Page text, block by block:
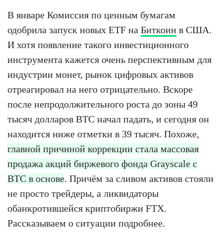
В январе Комиссия по ценным бумагам
одобрила запуск новых ETF на Биткоин в США.
И хотя появление такого инвестиционного
инструмента кажется очень перспективным для
индустрии монет, рынок цифровых активов
отреагировал на него отрицательно. Вскоре
после непродолжительного роста до зоны 49
тысяч долларов BTC начал падать, и сегодня он
находится ниже отметки в 39 тысяч. Похоже,
главной причиной коррекции стала массовая
продажа акций биржевого фонда Grayscale с
BTC в основе. Причём за сливом активов стояли
не просто трейдеры, а ликвидаторы
обанкротившейся криптобиржи FTX.
Рассказываем о ситуации подробнее.